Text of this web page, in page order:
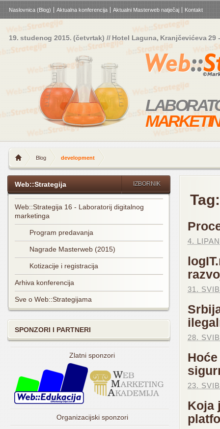
Naslovnica (Blog) Aktualna konferencija Aktualni Masterweb natječaj Kontakt
19. studenog 2015. (četvrtak) // Hotel Laguna, Kranjčevićeva 29
Blog development
4.
31.
28.
23.
Koja
IZBORNIK
Web::Strategija
Web::Strategija 16 - Laboratorij digitalnog
marketinga
Program predavanja
Nagrade Masterweb (2015)
Kotizacije i registracija
Arhiva konferencija
Sve o Web::Strategijama
SPONZORI I PARTNERI
Zlatni sponzori
Organizacijski sponzori